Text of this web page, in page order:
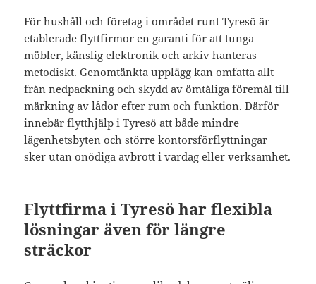
För hushåll och företag i området runt Tyresö är
etablerade flyttfirmor en garanti för att tunga
möbler, känslig elektronik och arkiv hanteras
metodiskt. Genomtänkta upplägg kan omfatta allt
från nedpackning och skydd av ömtåliga föremål till
märkning av lådor efter rum och funktion. Därför
innebär flytthjälp i Tyresö att både mindre
lägenhetsbyten och större kontorsförflyttningar
sker utan onödiga avbrott i vardag eller verksamhet.
Flyttfirma i Tyresö har flexibla
lösningar även för längre
sträckor